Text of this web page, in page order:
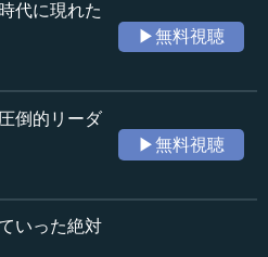
たディオクレティアヌスの
ヌスという人は、1人の人物と
学というものを非常に信奉し
代に現れた
▶無料視聴
倒的リーダ
▶無料視聴
いった絶対